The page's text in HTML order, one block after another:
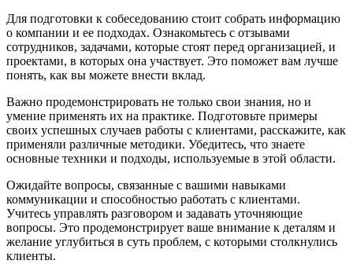
Для подготовки к собеседованию стоит собрать информацию
о компании и ее подходах. Ознакомьтесь с отзывами
сотрудников, задачами, которые стоят перед организацией, и
проектами, в которых она участвует. Это поможет вам лучше
понять, как вы можете внести вклад.
Важно продемонстрировать не только свои знания, но и
умение применять их на практике. Подготовьте примеры
своих успешных случаев работы с клиентами, расскажите, как
применяли различные методики. Убедитесь, что знаете
основные техники и подходы, используемые в этой области.
Ожидайте вопросы, связанные с вашими навыками
коммуникации и способностью работать с клиентами.
Учитесь управлять разговором и задавать уточняющие
вопросы. Это продемонстрирует ваше внимание к деталям и
желание углубиться в суть проблем, с которыми столкнулись
клиенты.